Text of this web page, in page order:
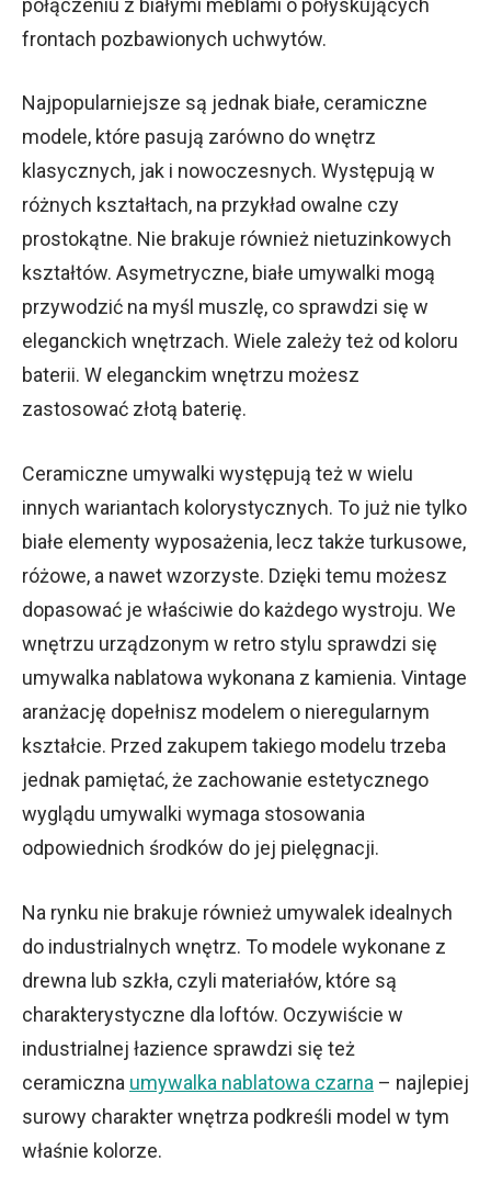
połączeniu z białymi meblami o połyskujących
frontach pozbawionych uchwytów.
Najpopularniejsze są jednak białe, ceramiczne
modele, które pasują zarówno do wnętrz
klasycznych, jak i nowoczesnych. Występują w
różnych kształtach, na przykład owalne czy
prostokątne. Nie brakuje również nietuzinkowych
kształtów. Asymetryczne, białe umywalki mogą
przywodzić na myśl muszlę, co sprawdzi się w
eleganckich wnętrzach. Wiele zależy też od koloru
baterii. W eleganckim wnętrzu możesz
zastosować złotą baterię.
Ceramiczne umywalki występują też w wielu
innych wariantach kolorystycznych. To już nie tylko
białe elementy wyposażenia, lecz także turkusowe,
różowe, a nawet wzorzyste. Dzięki temu możesz
dopasować je właściwie do każdego wystroju. We
wnętrzu urządzonym w retro stylu sprawdzi się
umywalka nablatowa wykonana z kamienia. Vintage
aranżację dopełnisz modelem o nieregularnym
kształcie. Przed zakupem takiego modelu trzeba
jednak pamiętać, że zachowanie estetycznego
wyglądu umywalki wymaga stosowania
odpowiednich środków do jej pielęgnacji.
Na rynku nie brakuje również umywalek idealnych
do industrialnych wnętrz. To modele wykonane z
drewna lub szkła, czyli materiałów, które są
charakterystyczne dla loftów. Oczywiście w
industrialnej łazience sprawdzi się też
ceramiczna umywalka nablatowa czarna – najlepiej
surowy charakter wnętrza podkreśli model w tym
właśnie kolorze.